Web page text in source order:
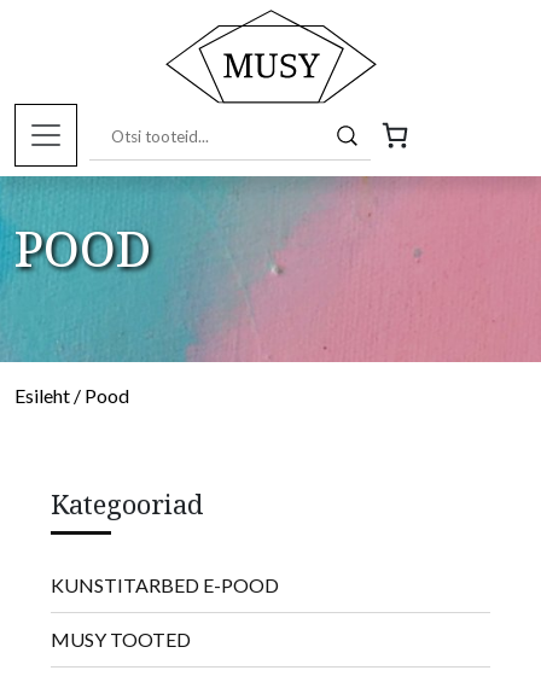
POOD
Esileht / Pood
Kategooriad
KUNSTITARBED E-POOD
MUSY TOOTED